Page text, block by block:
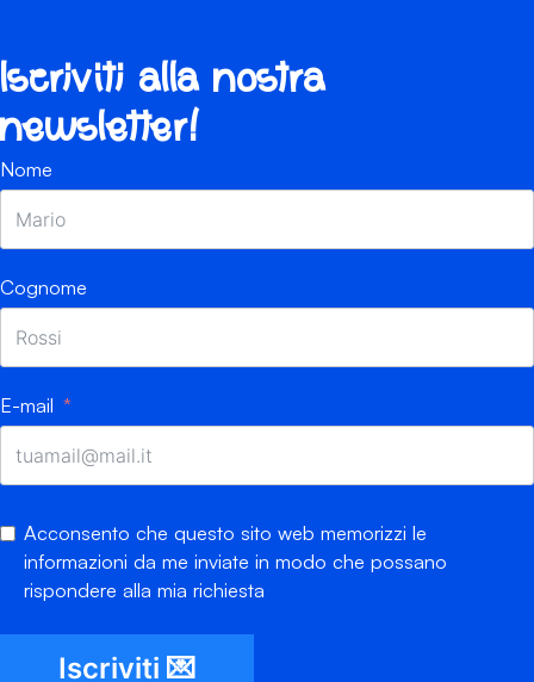
Iscriviti alla nostra
newsletter!
Nome
Cognome
E-mail
Acconsento che questo sito web memorizzi le
informazioni da me inviate in modo che possano
rispondere alla mia richiesta
Iscriviti 💌